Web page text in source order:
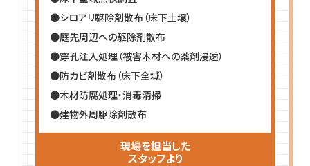
●シロアリ駆除剤散布（床下土壌）
●庭先周辺への駆除剤散布
●穿孔注入処理（被害木材への薬剤浸透）
●防カビ剤散布（床下全域）
●木材防腐処理・消毒清掃
●建物外周駆除剤散布
現場を担当した
スタッフより